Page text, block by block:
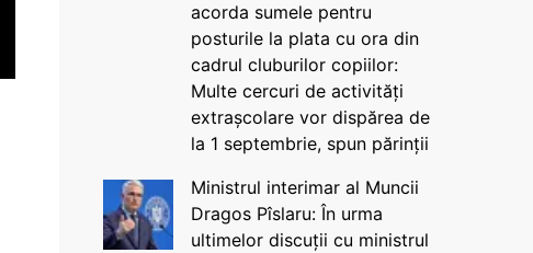
acorda sumele pentru
posturile la plata cu ora din
cadrul cluburilor copiilor:
Multe cercuri de activități
extrașcolare vor dispărea de
la 1 septembrie, spun părinții
Ministrul interimar al Muncii
Dragos Pîslaru: În urma
ultimelor discuții cu ministrul